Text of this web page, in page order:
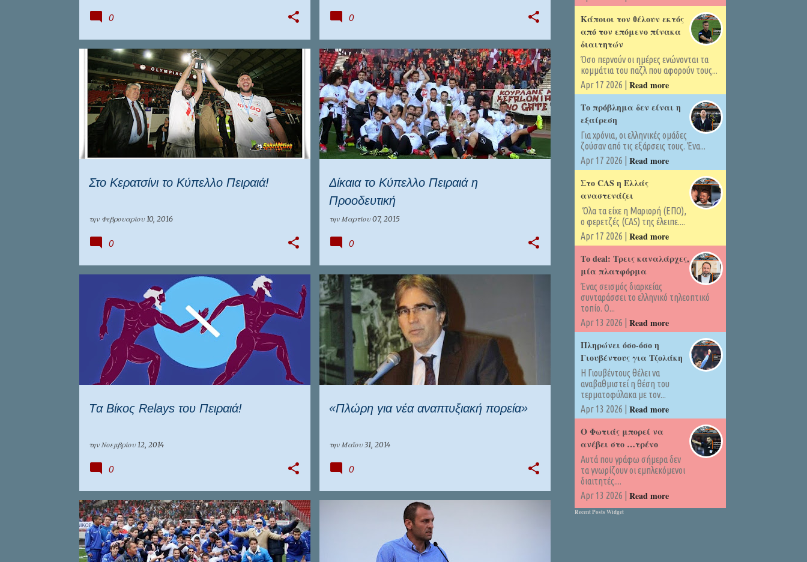
0 0
Στο Κερατσίνι το Κύπελλο Πειραιά!
την Φεβρουαρίου 10, 2016
ΕΠΊΚΑΙΡΑ ΕΠΣ ΠΕΙΡΑΙΆ
0
Δίκαια το Κύπελλο Πειραιά η
Προοδευτική
την Μαρτίου 07, 2015
ΕΠΣ ΠΕΙΡΑΙΆ ΠΡΟΟΔΕΥΤΙΚΉ
0
Tα Βίκος Relays του Πειραιά!
την Νοεμβρίου 12, 2014
ΕΠΣ ΠΕΙΡΑΙΆ
0
«Πλώρη για νέα αναπτυξιακή πορεία»
την Μαΐου 31, 2014
ΕΠΊΚΑΙΡΑ ΕΠΣ ΠΕΙΡΑΙΆ ΜΠΡΑΤΣΌΛΗΣ
0
ΕΠΊΚΑΙΡΑ ΕΠΣ ΠΕΙΡΑΙΆ
Κάποιοι τον θέλουν εκτός
από τον επόμενο πίνακα
διαιτητών
Όσο περνούν οι ημέρες ενώνονται τα
κομμάτια του παζλ που αφορούν τους...
Apr 17 2026 | Read more
Το πρόβλημα δεν είναι η
εξαίρεση
Για χρόνια, οι ελληνικές ομάδες
ζούσαν από τις εξάρσεις τους. Ένα...
Apr 17 2026 | Read more
Στο CAS η Ελλάς
αναστενάζει
Όλα τα είχε η Μαριορή (ΕΠΟ),
ο φερετζές (CAS) της έλειπε....
Apr 17 2026 | Read more
Το deal: Τρεις καναλάρχες,
μία πλατφόρμα
Ένας σεισμός διαρκείας
συνταράσσει το ελληνικό τηλεοπτικό
τοπίο. Ο...
Apr 13 2026 | Read more
Πληρώνει όσο-όσο η
Γιουβέντους για Τζολάκη
Η Γιουβέντους θέλει να
αναβαθμιστεί η θέση του
τερματοφύλακα με τον...
Apr 13 2026 | Read more
Ο Φωτιάς μπορεί να
ανέβει στο …τρένο
Αυτά που γράφω σήμερα δεν
τα γνωρίζουν οι εμπλεκόμενοι
διαιτητές....
Apr 13 2026 | Read more
Recent Posts Widget